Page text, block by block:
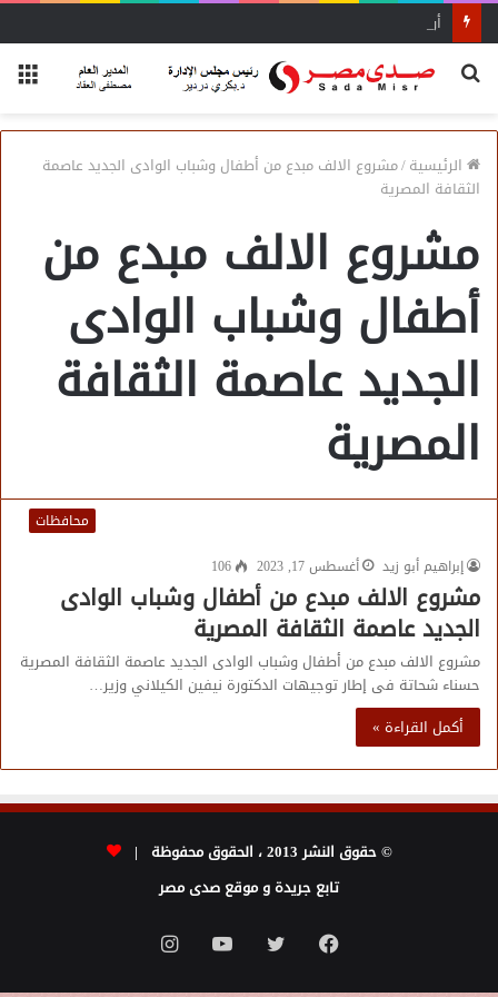
أول منصة للسياحة الصحية في مصر والشرق الأوسط وأفريقيا..
بحث
الرئيسية/مشروع الالف مبدع من أطفال وشباب الوادى الجديد عاصمة
الثقافة المصرية
مشروع الالف مبدع من
أطفال وشباب الوادى
الجديد عاصمة الثقافة
المصرية
محافظات
إبراهيم أبو زيد
أغسطس 17, 2023 106
مشروع الالف مبدع من أطفال وشباب الوادى
الجديد عاصمة الثقافة المصرية
مشروع الالف مبدع من أطفال وشباب الوادى الجديد عاصمة الثقافة المصرية
حسناء شحاتة فى إطار توجيهات الدكتورة نيفين الكيلاني وزير…
أكمل القراءة »
© حقوق النشر 2013 ، الحقوق محفوظة |
تابع جريدة و موقع صدى مصر
فيسبوك تويتر يوتيوبانستقرام